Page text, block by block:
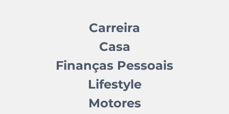
Carreira
Casa
Finanças Pessoais
Lifestyle
Motores